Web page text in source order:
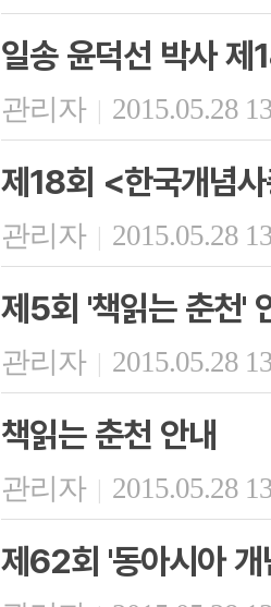
일송 윤덕선 박사
관리자 | 2015.05.28
제18회 <한국개념
관리자 | 2015.05.28
제5회 '책읽는 춘천'
관리자 | 2015.05.28
책읽는 춘천 안내
관리자 | 2015.05.28
제62회 '동아시아